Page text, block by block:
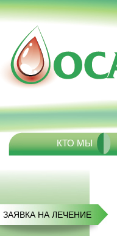
КТО МЫ
ЗАЯВКА НА ЛЕЧЕНИЕ